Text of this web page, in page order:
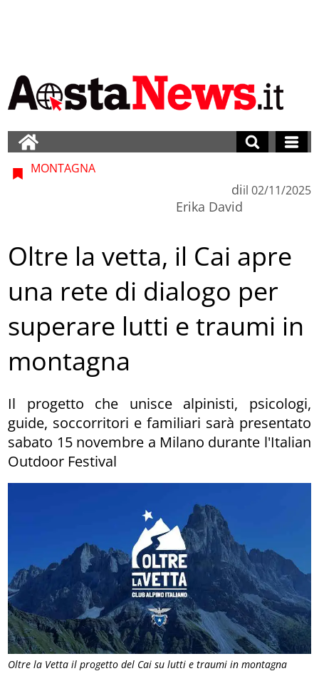
Oltre la Vetta il progetto del Cai su lutti e traumi in montagna
MONTAGNA
di
Erika David
il 02/11/2025
Oltre la vetta, il Cai apre
una rete di dialogo per
superare lutti e traumi in
montagna
Il progetto che unisce alpinisti, psicologi,
guide, soccorritori e familiari sarà presentato
sabato 15 novembre a Milano durante l'Italian
Outdoor Festival